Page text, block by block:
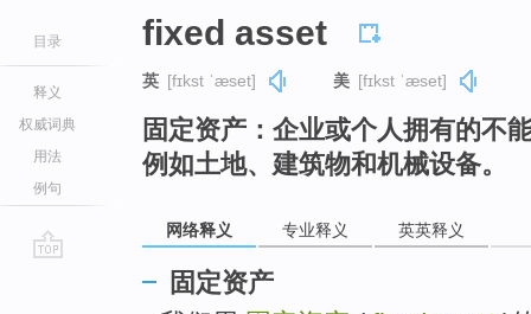
目录
释义
权威词典
用法
例句
fixed asset
英 [fɪkst ˈæset] 美 [fɪkst ˈæset]
固定资产：企业或个人拥有的不
例如土地、建筑物和机械设备。
网络释义 专业释义 英英释义
固定资产